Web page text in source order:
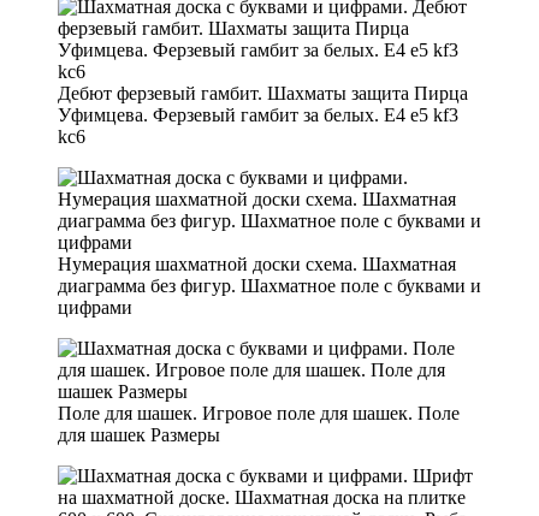
Дебют ферзевый гамбит. Шахматы защита Пирца
Уфимцева. Ферзевый гамбит за белых. E4 e5 kf3
kc6
Нумерация шахматной доски схема. Шахматная
диаграмма без фигур. Шахматное поле с буквами и
цифрами
Поле для шашек. Игровое поле для шашек. Поле
для шашек Размеры